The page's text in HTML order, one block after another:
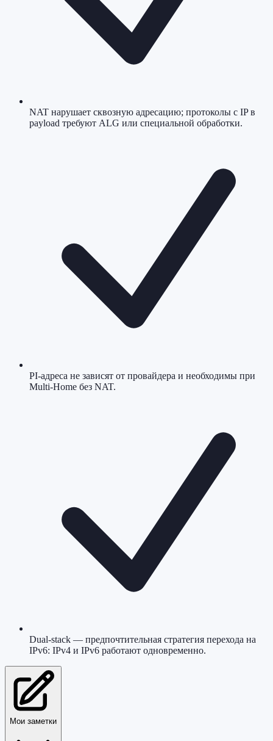
NAT нарушает сквозную адресацию; протоколы с IP в
payload требуют ALG или специальной обработки.
PI-адреса не зависят от провайдера и необходимы при
Multi-Home без NAT.
Dual-stack — предпочтительная стратегия перехода на
IPv6: IPv4 и IPv6 работают одновременно.
Мои заметки